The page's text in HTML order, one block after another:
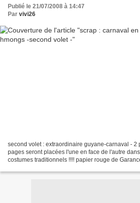
Publié le 21/07/2008 à 14:47
Par vivi26
second volet : extraordinaire guyane-carnaval - 2
pages seront placées l'une en face de l'autre
costumes traditionnels !!!! papier rouge de